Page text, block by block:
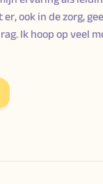
ook in de zorg,
Ik hoop op veel